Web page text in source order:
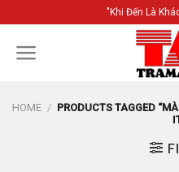
content
"Khi Đến Là
HOME / PRODUCTS TAGGED